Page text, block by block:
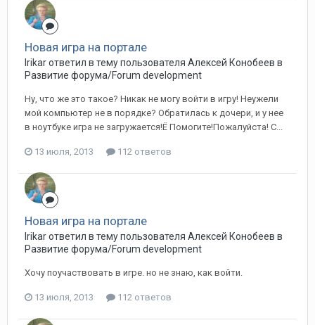
Новая игра на портале
Irikar ответил в тему пользователя Алексей Конобеев в
Развитие форума/Forum development
Ну, что же это такое? Никак не могу войти в игру! Неужели
мой компьютер не в порядке? Обратилась к дочери, и у нее
в ноутбуке игра не загружается!Ё Помогите!Пожалуйста! С...
13 июля, 2013 112 ответов
Новая игра на портале
Irikar ответил в тему пользователя Алексей Конобеев в
Развитие форума/Forum development
Хочу поучаствовать в игре. но не знаю, как войти.
13 июля, 2013 112 ответов